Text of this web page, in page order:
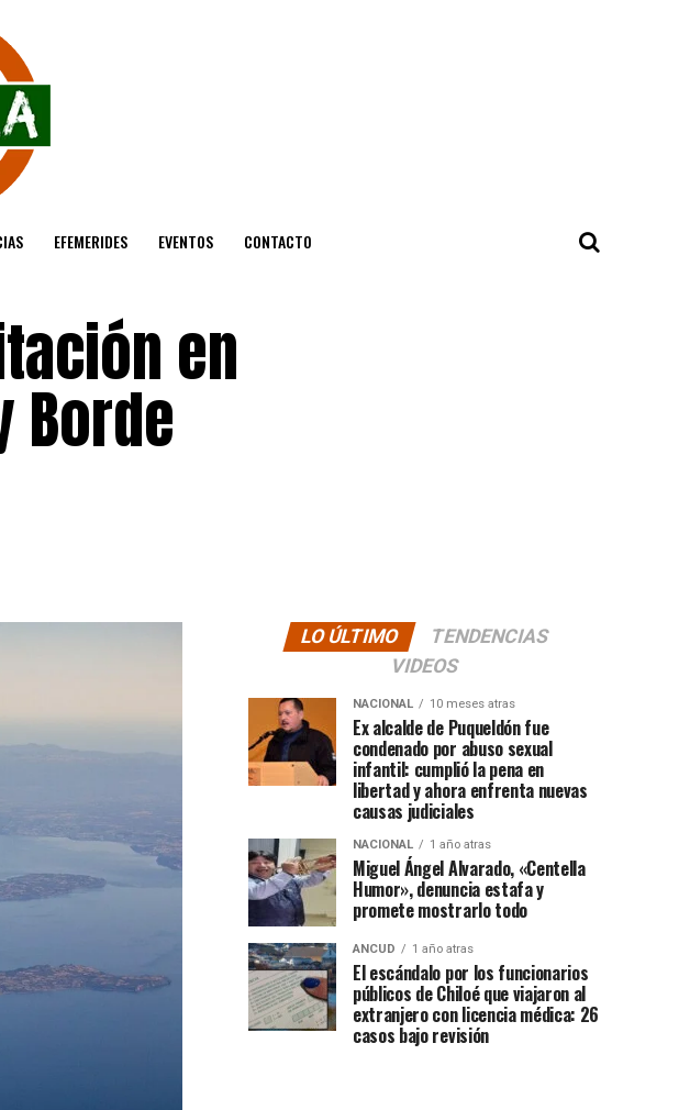
EFEMERIDES EVENTOS CONTACTO
en
Borde
LO ÚLTIMO
TENDENCIAS
VIDEOS
NACIONAL 10 meses atras
Ex alcalde de Puqueldón fue
condenado por abuso sexual
infantil: cumplió la pena en
libertad y ahora enfrenta nuevas
causas judiciales
NACIONAL 1 año atras
Miguel Ángel Alvarado, «Centella
Humor», denuncia estafa y
promete mostrarlo todo
ANCUD 1 año atras
El escándalo por los funcionarios
públicos de Chiloé que viajaron al
extranjero con licencia médica: 26
casos bajo revisión